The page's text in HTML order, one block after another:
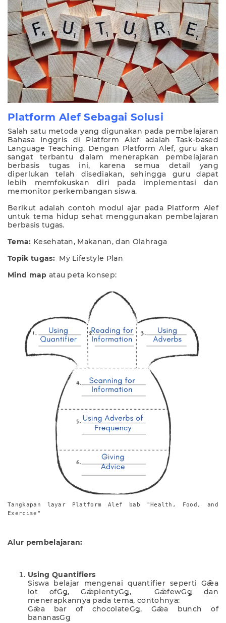
Platform Alef Sebagai Solusi
Salah satu metoda yang digunakan pada pembelajaran
Bahasa Inggris di Platform Alef adalah Task-based
Language Teaching. Dengan Platform Alef, guru akan
sangat terbantu dalam menerapkan pembelajaran
berbasis tugas ini, karena semua detail yang
diperlukan telah disediakan, sehingga guru dapat
lebih memfokuskan diri pada implementasi dan
memonitor perkembangan siswa.
Berikut adalah contoh modul ajar pada Platform Alef
untuk tema hidup sehat menggunakan pembelajaran
berbasis tugas.
Tema: Kesehatan, Makanan, dan Olahraga
Topik tugas: My Lifestyle Plan
Mind map atau peta konsep:
Tangkapan layar Platform Alef bab "Health, Food, and
Exercise"
Alur pembelajaran:
Using Quantifiers
Siswa belajar mengenai quantifier seperti Gǣa
lot ofGǥ, GǣplentyGǥ, GǣfewGǥ dan
menerapkannya pada tema, contohnya:
Gǣa bar of chocolateGǥ, Gǣa bunch of
bananasGǥ